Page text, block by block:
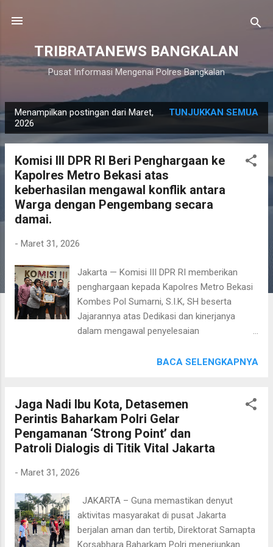
TRIBRATANEWS BANGKALAN
Pusat Informasi Mengenai Polres Bangkalan
o
Menampilkan postingan dari Maret,
2026
TUNJUKKAN SEMUA
Komisi III DPR RI Beri Penghargaan ke
Kapolres Metro Bekasi atas
keberhasilan mengawal konflik antara
Warga dengan Pengembang secara
damai.
- Maret 31, 2026
Jakarta — Komisi III DPR RI memberikan
penghargaan kepada Kapolres Metro Bekasi
Kombes Pol Sumarni, S.I.K, SH beserta
Jajarannya atas Dedikasi dan kinerjanya
dalam mengawal penyelesaian
pengembang di Cluster Vasana Neo Vasana
penghargaan Aryasêvā Sammāna Nusantara,
yang dimaknai sebagai penghargaan atas
pengabdian yang mulia kepada Kombes Pol
Sumarni, S.I.K, SH. Penghargaan tersebut
Komisi III DPR RI, Dr. Habiburokhman, SH. MH
Komisi dalam Rapat Dengar Pendapat (RDP)
dan Rapat Dengar Pendapat Umum (RDPU)
yang digelar Komisi III DPR RI pada Senin
BACA SELENGKAPNYA
Jaga Nadi Ibu Kota, Detasemen
Perintis Baharkam Polri Gelar
Pengamanan ‘Strong Point’ dan
Patroli Dialogis di Titik Vital Jakarta
- Maret 31, 2026
JAKARTA – Guna memastikan denyut
aktivitas masyarakat di pusat Jakarta
berjalan aman dan tertib, Direktorat Samapta
Korsabhara Baharkam Polri menerjunkan